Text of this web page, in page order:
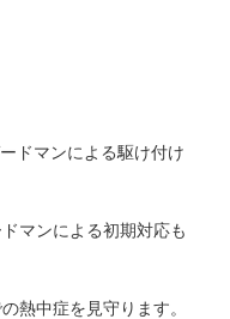
ドマンによる駆け付け
マンによる初期対応も
熱中症を見守ります。